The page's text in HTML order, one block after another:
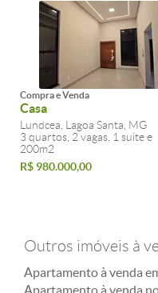
Compra e Venda
Casa
Lundcea, Lagoa Santa, MG
3 quartos, 2 vagas, 1 suite e
200m2
R$ 980.000,00
Outros imóveis à
Apartamento à venda
Apartamento à venda